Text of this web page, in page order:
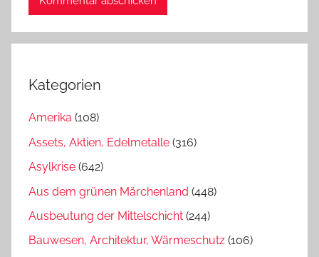
Kategorien
Amerika (108)
Assets, Aktien, Edelmetalle (316)
Asylkrise (642)
Aus dem grünen Märchenland (448)
Ausbeutung der Mittelschicht (244)
Bauwesen, Architektur, Wärmeschutz (106)